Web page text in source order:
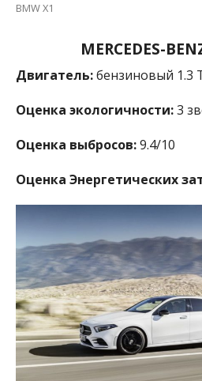
BMW X1
MERCEDES-
Двигатель:бензиновый 1.3
Оценка экологичности:3
Оценка выбросов:9.4/10
Оценка Энергетических